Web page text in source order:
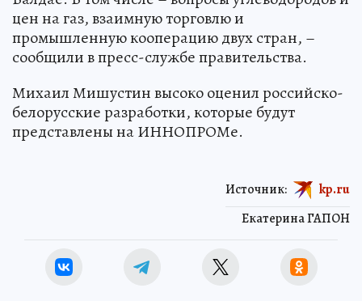
цен на газ, взаимную торговлю и
промышленную кооперацию двух стран, –
сообщили в пресс-службе правительства.
Михаил Мишустин высоко оценил российско-
белорусские разработки, которые будут
представлены на ИННОПРОМе.
Екатерина ГАПОН
Источник: kp.ru